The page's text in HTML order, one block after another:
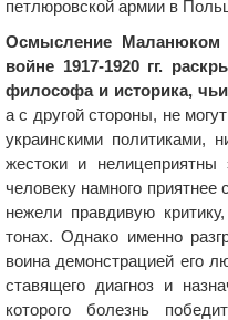
петлюровской армии в
Осмысление Маланюком
войне 1917-1920 гг.
философа и историка,
а с другой стороны, не
украинскими политиками,
жестоки и
человеку намного
нежели правдивую
тонах. Однако именно
воина демонстрацией его
ставящего диагноз и
которого болезнь